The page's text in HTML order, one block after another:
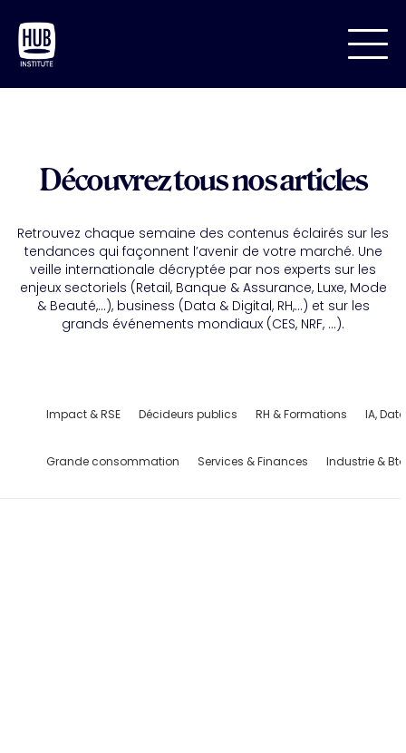
Découvrez tous nos articles
Retrouvez chaque semaine des contenus éclairés sur les
tendances qui façonnent l’avenir de votre marché. Une
veille internationale décryptée par nos experts sur les
enjeux sectoriels (Retail, Banque & Assurance, Luxe, Mode
& Beauté,...), business (Data & Digital, RH,...) et sur les
grands événements mondiaux (CES, NRF, ...).
Impact & RSE Décideurs publics RH & Formations IA,
Grande consommation Services & Finances Industrie &